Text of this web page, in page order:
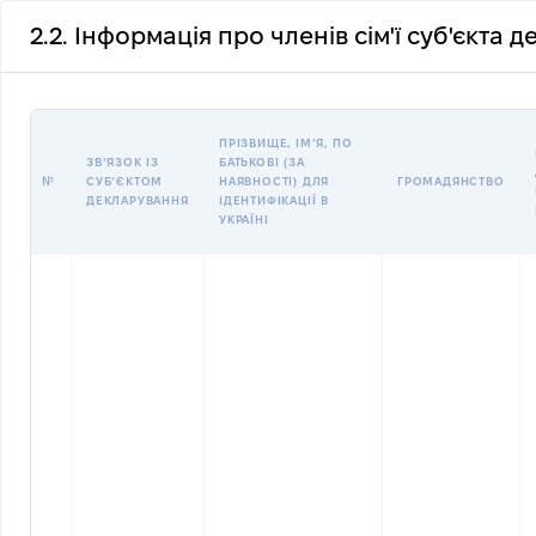
2.2. Інформація про членів сім'ї суб'єкта
№
ЗВʼЯЗОК ІЗ
СУБʼЄКТОМ
ДЕКЛАРУВАННЯ
ПРІЗВИЩЕ, ІМʼЯ, ПО
БАТЬКОВІ (ЗА
НАЯВНОСТІ) ДЛЯ
ІДЕНТИФІКАЦІЇ В
УКРАЇНІ
ГРОМАДЯНСТВО